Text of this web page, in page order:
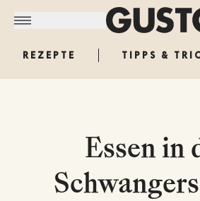
REZEPTE TIPPS &
Essen in